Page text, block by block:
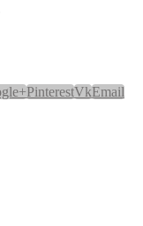
PinterestVkEmail